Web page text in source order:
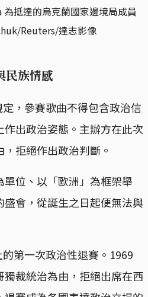
抵達的烏克蘭國家邊境局成員
Reuters/達志影像
民族情感
，參賽歌曲不得包含政治信
出政治姿態。主辦方在此次
拒絕作出政治判斷。
位、以「歐洲」為框架舉
會，從誕生之日起便無法與
的第一次政治性退賽。1969
裁統治為由，拒絕出席在西